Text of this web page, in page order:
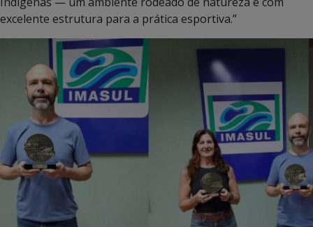
excelente estrutura para a prática esportiva.”